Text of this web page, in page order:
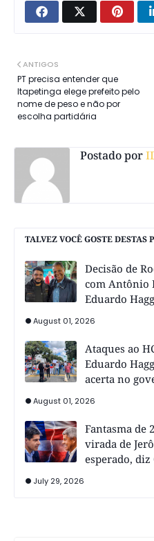
ANTIGOS
PT precisa entender que
Itapetinga elege prefeito pelo
nome de peso e não por
escolha partidária
Postado por
TALVEZ VOCÊ GOSTE DESTAS
Decisão de
com Antônio
Eduardo
August 01, 2026
Ataques ao
Eduardo
acerta no
August 01, 2026
Fantasma de
virada de
esperado, diz
July 29, 2026